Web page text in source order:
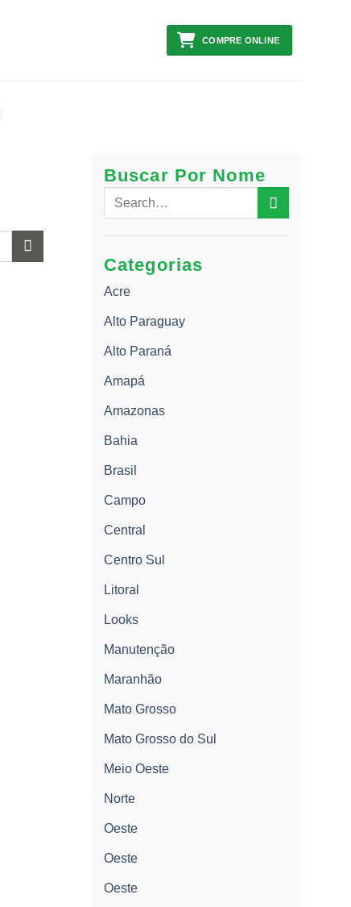
COMPRE ONLINE
Buscar Por Nome
Categorias
Acre
Alto Paraguay
Alto Paraná
Amapá
Amazonas
Bahia
Brasil
Campo
Central
Centro Sul
Litoral
Looks
Manutenção
Maranhão
Mato Grosso
Mato Grosso do Sul
Meio Oeste
Norte
Oeste
Oeste
Oeste